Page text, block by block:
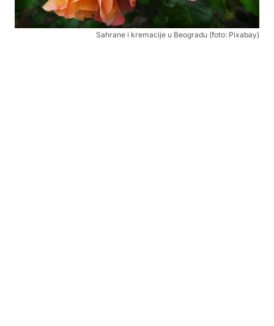
Sahrane i kremacije u Beogradu (foto: Pixabay)